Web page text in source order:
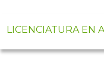
LICENCIATURA EN